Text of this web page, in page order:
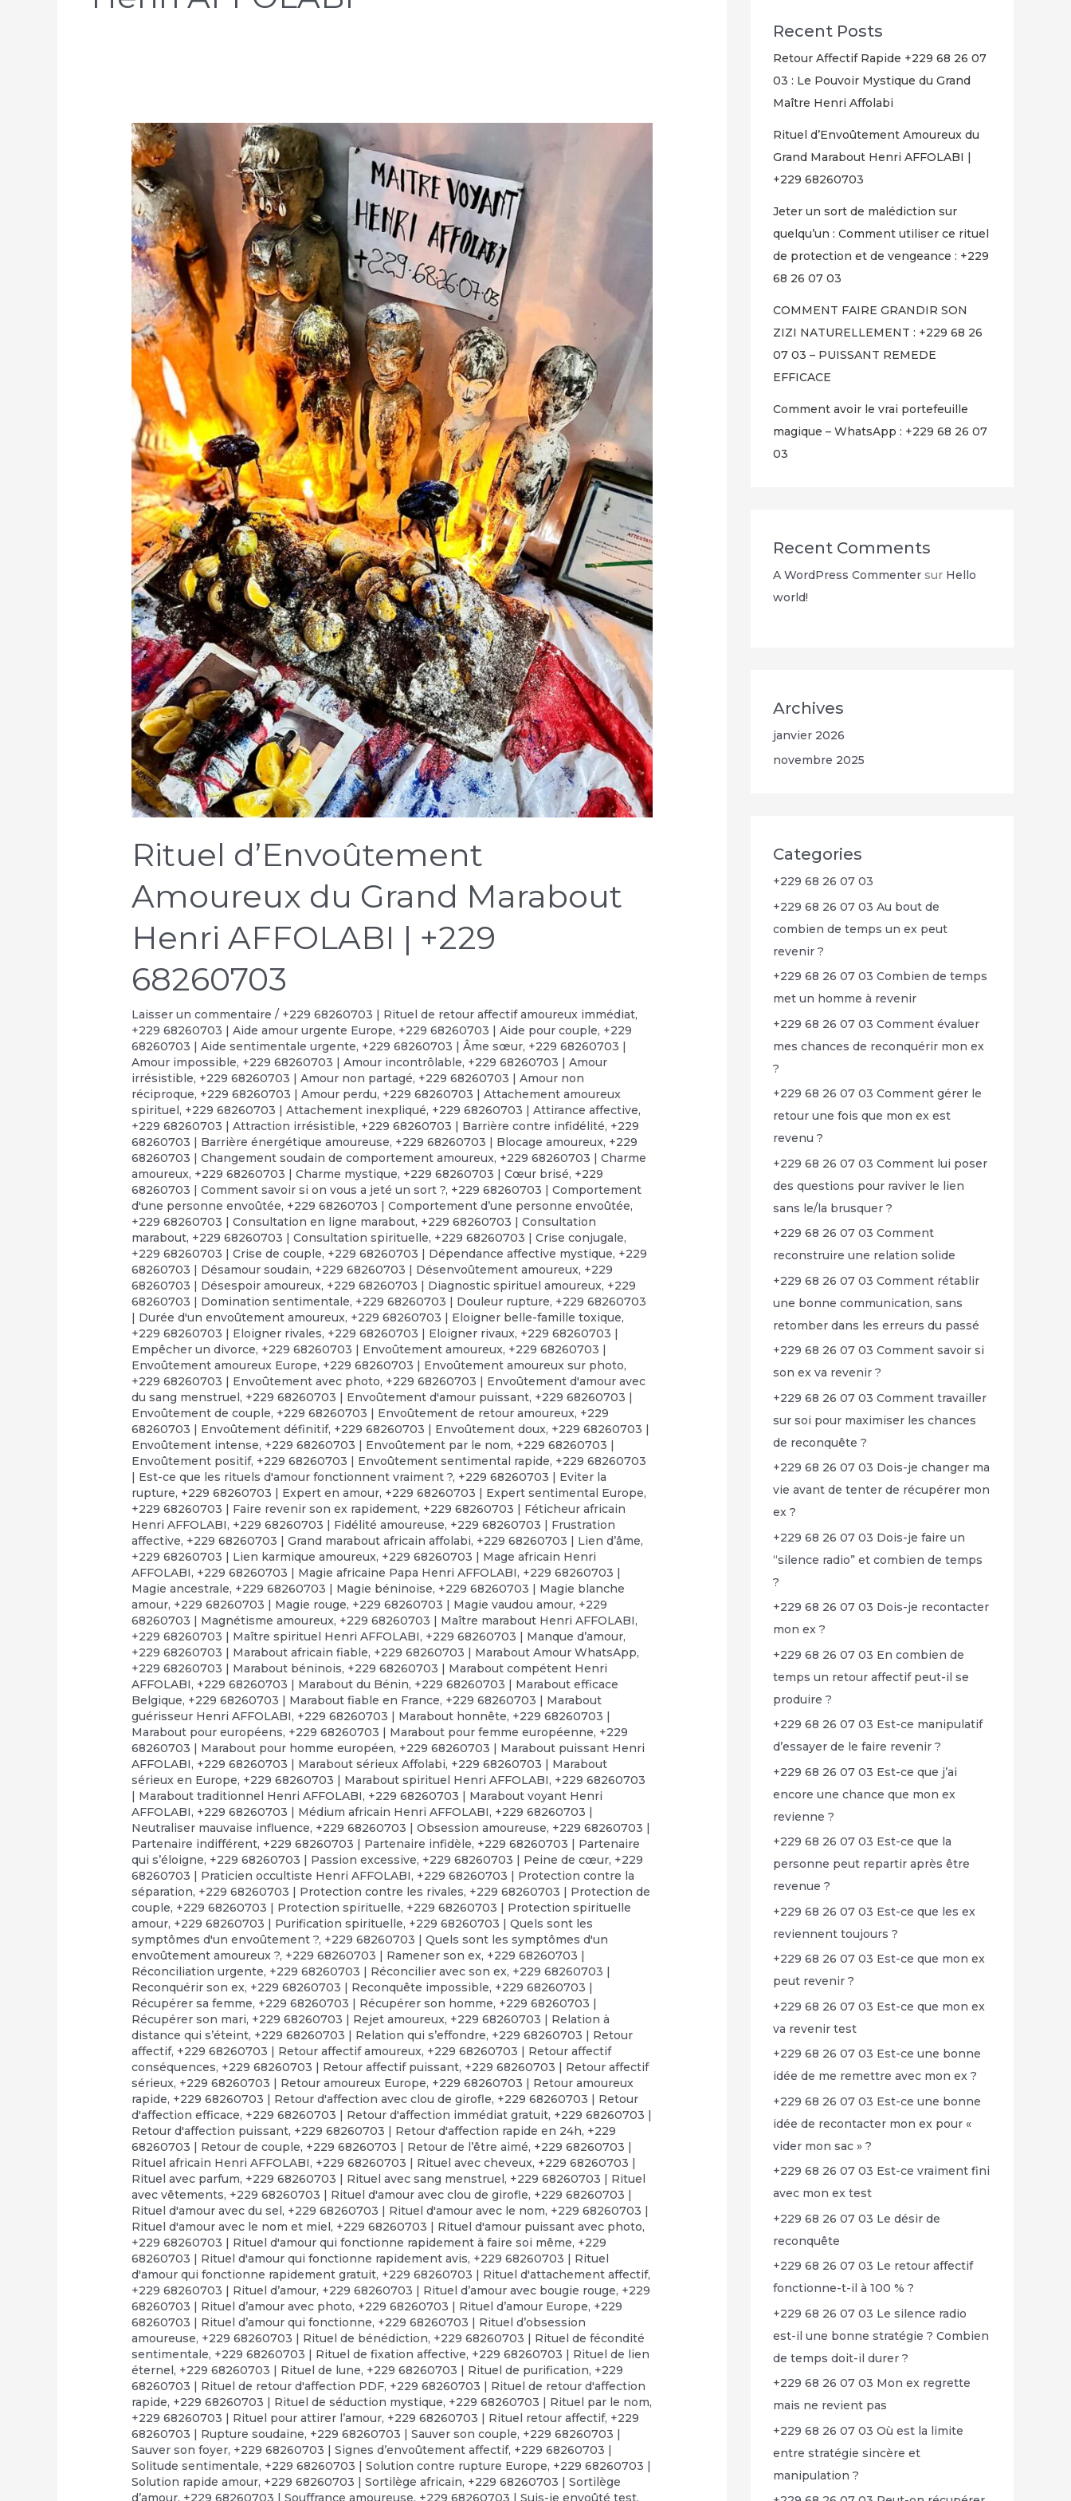
Rituel d’Envoûtement
Amoureux du Grand Marabout
Henri AFFOLABI | +229
68260703
Laisser un commentaire / +229 68260703 | Rituel de retour affectif amoureux immédiat,
+229 68260703 | Aide amour urgente Europe, +229 68260703 | Aide pour couple, +229
68260703 | Aide sentimentale urgente, +229 68260703 | Âme sœur, +229 68260703 |
Amour impossible, +229 68260703 | Amour incontrôlable, +229 68260703 | Amour
irrésistible, +229 68260703 | Amour non partagé, +229 68260703 | Amour non
réciproque, +229 68260703 | Amour perdu, +229 68260703 | Attachement amoureux
spirituel, +229 68260703 | Attachement inexpliqué, +229 68260703 | Attirance affective,
+229 68260703 | Attraction irrésistible, +229 68260703 | Barrière contre infidélité, +229
68260703 | Barrière énergétique amoureuse, +229 68260703 | Blocage amoureux, +229
68260703 | Changement soudain de comportement amoureux, +229 68260703 | Charme
amoureux, +229 68260703 | Charme mystique, +229 68260703 | Cœur brisé, +229
68260703 | Comment savoir si on vous a jeté un sort ?, +229 68260703 | Comportement
d'une personne envoûtée, +229 68260703 | Comportement d’une personne envoûtée,
+229 68260703 | Consultation en ligne marabout, +229 68260703 | Consultation
marabout, +229 68260703 | Consultation spirituelle, +229 68260703 | Crise conjugale,
+229 68260703 | Crise de couple, +229 68260703 | Dépendance affective mystique, +229
68260703 | Désamour soudain, +229 68260703 | Désenvoûtement amoureux, +229
68260703 | Désespoir amoureux, +229 68260703 | Diagnostic spirituel amoureux, +229
68260703 | Domination sentimentale, +229 68260703 | Douleur rupture, +229 68260703
| Durée d'un envoûtement amoureux, +229 68260703 | Eloigner belle-famille toxique,
+229 68260703 | Eloigner rivales, +229 68260703 | Eloigner rivaux, +229 68260703 |
Empêcher un divorce, +229 68260703 | Envoûtement amoureux, +229 68260703 |
Envoûtement amoureux Europe, +229 68260703 | Envoûtement amoureux sur photo,
+229 68260703 | Envoûtement avec photo, +229 68260703 | Envoûtement d'amour avec
du sang menstruel, +229 68260703 | Envoûtement d'amour puissant, +229 68260703 |
Envoûtement de couple, +229 68260703 | Envoûtement de retour amoureux, +229
68260703 | Envoûtement définitif, +229 68260703 | Envoûtement doux, +229 68260703 |
Envoûtement intense, +229 68260703 | Envoûtement par le nom, +229 68260703 |
Envoûtement positif, +229 68260703 | Envoûtement sentimental rapide, +229 68260703
| Est-ce que les rituels d'amour fonctionnent vraiment ?, +229 68260703 | Eviter la
rupture, +229 68260703 | Expert en amour, +229 68260703 | Expert sentimental Europe,
+229 68260703 | Faire revenir son ex rapidement, +229 68260703 | Féticheur africain
Henri AFFOLABI, +229 68260703 | Fidélité amoureuse, +229 68260703 | Frustration
affective, +229 68260703 | Grand marabout africain affolabi, +229 68260703 | Lien d’âme,
+229 68260703 | Lien karmique amoureux, +229 68260703 | Mage africain Henri
AFFOLABI, +229 68260703 | Magie africaine Papa Henri AFFOLABI, +229 68260703 |
Magie ancestrale, +229 68260703 | Magie béninoise, +229 68260703 | Magie blanche
amour, +229 68260703 | Magie rouge, +229 68260703 | Magie vaudou amour, +229
68260703 | Magnétisme amoureux, +229 68260703 | Maître marabout Henri AFFOLABI,
+229 68260703 | Maître spirituel Henri AFFOLABI, +229 68260703 | Manque d’amour,
+229 68260703 | Marabout africain fiable, +229 68260703 | Marabout Amour WhatsApp,
+229 68260703 | Marabout béninois, +229 68260703 | Marabout compétent Henri
AFFOLABI, +229 68260703 | Marabout du Bénin, +229 68260703 | Marabout efficace
Belgique, +229 68260703 | Marabout fiable en France, +229 68260703 | Marabout
guérisseur Henri AFFOLABI, +229 68260703 | Marabout honnête, +229 68260703 |
Marabout pour européens, +229 68260703 | Marabout pour femme européenne, +229
68260703 | Marabout pour homme européen, +229 68260703 | Marabout puissant Henri
AFFOLABI, +229 68260703 | Marabout sérieux Affolabi, +229 68260703 | Marabout
sérieux en Europe, +229 68260703 | Marabout spirituel Henri AFFOLABI, +229 68260703
| Marabout traditionnel Henri AFFOLABI, +229 68260703 | Marabout voyant Henri
AFFOLABI, +229 68260703 | Médium africain Henri AFFOLABI, +229 68260703 |
Neutraliser mauvaise influence, +229 68260703 | Obsession amoureuse, +229 68260703 |
Partenaire indifférent, +229 68260703 | Partenaire infidèle, +229 68260703 | Partenaire
qui s’éloigne, +229 68260703 | Passion excessive, +229 68260703 | Peine de cœur, +229
68260703 | Praticien occultiste Henri AFFOLABI, +229 68260703 | Protection contre la
séparation, +229 68260703 | Protection contre les rivales, +229 68260703 | Protection de
couple, +229 68260703 | Protection spirituelle, +229 68260703 | Protection spirituelle
amour, +229 68260703 | Purification spirituelle, +229 68260703 | Quels sont les
symptômes d'un envoûtement ?, +229 68260703 | Quels sont les symptômes d'un
envoûtement amoureux ?, +229 68260703 | Ramener son ex, +229 68260703 |
Réconciliation urgente, +229 68260703 | Réconcilier avec son ex, +229 68260703 |
Reconquérir son ex, +229 68260703 | Reconquête impossible, +229 68260703 |
Récupérer sa femme, +229 68260703 | Récupérer son homme, +229 68260703 |
Récupérer son mari, +229 68260703 | Rejet amoureux, +229 68260703 | Relation à
distance qui s’éteint, +229 68260703 | Relation qui s’effondre, +229 68260703 | Retour
affectif, +229 68260703 | Retour affectif amoureux, +229 68260703 | Retour affectif
conséquences, +229 68260703 | Retour affectif puissant, +229 68260703 | Retour affectif
sérieux, +229 68260703 | Retour amoureux Europe, +229 68260703 | Retour amoureux
rapide, +229 68260703 | Retour d'affection avec clou de girofle, +229 68260703 | Retour
d'affection efficace, +229 68260703 | Retour d'affection immédiat gratuit, +229 68260703 |
Retour d'affection puissant, +229 68260703 | Retour d'affection rapide en 24h, +229
68260703 | Retour de couple, +229 68260703 | Retour de l’être aimé, +229 68260703 |
Rituel africain Henri AFFOLABI, +229 68260703 | Rituel avec cheveux, +229 68260703 |
Rituel avec parfum, +229 68260703 | Rituel avec sang menstruel, +229 68260703 | Rituel
avec vêtements, +229 68260703 | Rituel d'amour avec clou de girofle, +229 68260703 |
Rituel d'amour avec du sel, +229 68260703 | Rituel d'amour avec le nom, +229 68260703 |
Rituel d'amour avec le nom et miel, +229 68260703 | Rituel d'amour puissant avec photo,
+229 68260703 | Rituel d'amour qui fonctionne rapidement à faire soi même, +229
68260703 | Rituel d'amour qui fonctionne rapidement avis, +229 68260703 | Rituel
d'amour qui fonctionne rapidement gratuit, +229 68260703 | Rituel d'attachement affectif,
+229 68260703 | Rituel d’amour, +229 68260703 | Rituel d’amour avec bougie rouge, +229
68260703 | Rituel d’amour avec photo, +229 68260703 | Rituel d’amour Europe, +229
68260703 | Rituel d’amour qui fonctionne, +229 68260703 | Rituel d’obsession
amoureuse, +229 68260703 | Rituel de bénédiction, +229 68260703 | Rituel de fécondité
sentimentale, +229 68260703 | Rituel de fixation affective, +229 68260703 | Rituel de lien
éternel, +229 68260703 | Rituel de lune, +229 68260703 | Rituel de purification, +229
68260703 | Rituel de retour d'affection PDF, +229 68260703 | Rituel de retour d'affection
rapide, +229 68260703 | Rituel de séduction mystique, +229 68260703 | Rituel par le nom,
+229 68260703 | Rituel pour attirer l’amour, +229 68260703 | Rituel retour affectif, +229
68260703 | Rupture soudaine, +229 68260703 | Sauver son couple, +229 68260703 |
Sauver son foyer, +229 68260703 | Signes d’envoûtement affectif, +229 68260703 |
Solitude sentimentale, +229 68260703 | Solution contre rupture Europe, +229 68260703 |
Solution rapide amour, +229 68260703 | Sortilège africain, +229 68260703 | Sortilège
d’amour, +229 68260703 | Souffrance amoureuse, +229 68260703 | Suis-je envoûté test,
Recent Posts
Retour Affectif Rapide +229 68 26 07
03 : Le Pouvoir Mystique du Grand
Maître Henri Affolabi
Rituel d’Envoûtement Amoureux du
Grand Marabout Henri AFFOLABI |
+229 68260703
Jeter un sort de malédiction sur
quelqu’un : Comment utiliser ce rituel
de protection et de vengeance : +229
68 26 07 03
COMMENT FAIRE GRANDIR SON
ZIZI NATURELLEMENT : +229 68 26
07 03 – PUISSANT REMEDE
EFFICACE
Comment avoir le vrai portefeuille
magique – WhatsApp : +229 68 26 07
03
Recent Comments
A WordPress Commenter sur Hello
world!
Archives
janvier 2026
novembre 2025
Categories
+229 68 26 07 03
+229 68 26 07 03 Au bout de
combien de temps un ex peut
revenir ?
+229 68 26 07 03 Combien de temps
met un homme à revenir
+229 68 26 07 03 Comment évaluer
mes chances de reconquérir mon ex
?
+229 68 26 07 03 Comment gérer le
retour une fois que mon ex est
revenu ?
+229 68 26 07 03 Comment lui poser
des questions pour raviver le lien
sans le/la brusquer ?
+229 68 26 07 03 Comment
reconstruire une relation solide
+229 68 26 07 03 Comment rétablir
une bonne communication, sans
retomber dans les erreurs du passé
+229 68 26 07 03 Comment savoir si
son ex va revenir ?
+229 68 26 07 03 Comment travailler
sur soi pour maximiser les chances
de reconquête ?
+229 68 26 07 03 Dois-je changer ma
vie avant de tenter de récupérer mon
ex ?
+229 68 26 07 03 Dois-je faire un
“silence radio” et combien de temps
?
+229 68 26 07 03 Dois-je recontacter
mon ex ?
+229 68 26 07 03 En combien de
temps un retour affectif peut-il se
produire ?
+229 68 26 07 03 Est-ce manipulatif
d’essayer de le faire revenir ?
+229 68 26 07 03 Est-ce que j’ai
encore une chance que mon ex
revienne ?
+229 68 26 07 03 Est-ce que la
personne peut repartir après être
revenue ?
+229 68 26 07 03 Est-ce que les ex
reviennent toujours ?
+229 68 26 07 03 Est-ce que mon ex
peut revenir ?
+229 68 26 07 03 Est-ce que mon ex
va revenir test
+229 68 26 07 03 Est-ce une bonne
idée de me remettre avec mon ex ?
+229 68 26 07 03 Est-ce une bonne
idée de recontacter mon ex pour «
vider mon sac » ?
+229 68 26 07 03 Est-ce vraiment fini
avec mon ex test
+229 68 26 07 03 Le désir de
reconquête
+229 68 26 07 03 Le retour affectif
fonctionne-t-il à 100 % ?
+229 68 26 07 03 Le silence radio
est-il une bonne stratégie ? Combien
de temps doit-il durer ?
+229 68 26 07 03 Mon ex regrette
mais ne revient pas
+229 68 26 07 03 Où est la limite
entre stratégie sincère et
manipulation ?